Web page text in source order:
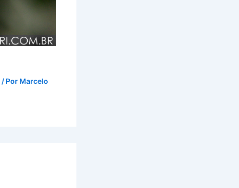
/ Por Marcelo